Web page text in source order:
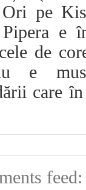
pe
e
de
nu e
care